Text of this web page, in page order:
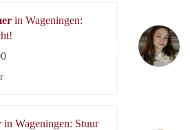
in Wageningen:
in Wageningen: Stuur